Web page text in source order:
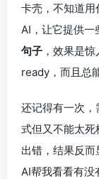
卡壳，不知道
AI，让它提供一
句子 ，效果是
ready，而且总
还记得有一次
式但又不能太
出错，结果反
AI帮我看看有没